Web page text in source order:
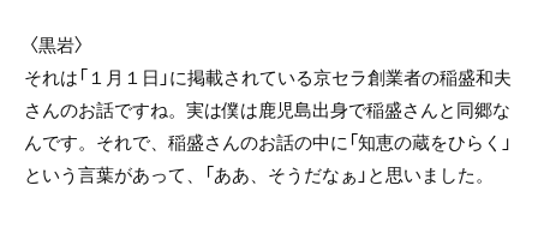
〈黒岩〉
それは「１月１日」に掲載されている京セラ創業者の稲盛和夫
さんのお話ですね。実は僕は鹿児島出身で稲盛さんと同郷な
んです。それで、稲盛さんのお話の中に「知恵の蔵をひらく」
という言葉があって、「ああ、そうだなぁ」と思いました。